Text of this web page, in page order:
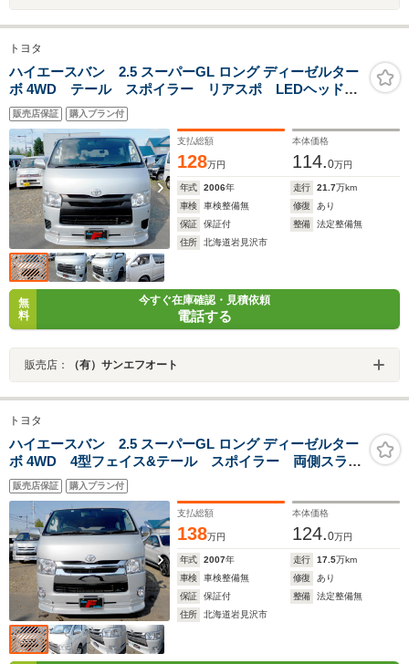
トヨタ
ハイエースバン 2.5 スーパーGL ロング ディーゼルター
ボ 4WD テール スポイラー リアスポ LEDヘッド
社外アルミ リアヒーター&クーラー 100V電源 タイ
ミングベルト交換済 ベットキット 寒冷地仕様 夏冬
タイヤ付 エンジンスターター
販売店保証 購入プラン付
支払総額
128万円
本体価格
114.0万円
年式 2006年 走行 21.7万km
車検
車検整備無 修復
あり
保証
保証付 整備
法定整備無
住所
北海道岩見沢市
無
料
今すぐ在庫確認・見積依頼
電話する
販売店： （有）サンエフオート
トヨタ
ハイエースバン 2.5 スーパーGL ロング ディーゼルター
ボ 4WD 4型フェイス&テール スポイラー 両側スライ
ド LEDヘッド&フォグ 100V電源 ETC リアヒータ
ー&クーラー タイミングベルト交換済 ナビ バックカ
メラ 寒冷地仕様
販売店保証 購入プラン付
支払総額
138万円
本体価格
124.0万円
年式 2007年 走行 17.5万km
車検
車検整備無 修復
あり
保証
保証付 整備
法定整備無
住所
北海道岩見沢市